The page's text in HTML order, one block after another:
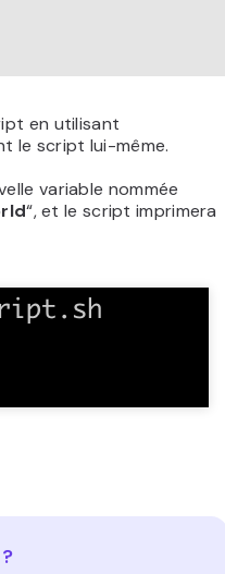
en utilisant
le script lui-même.
variable nommée
“, et le script imprimera